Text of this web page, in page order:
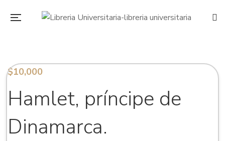
$10,000
Hamlet, príncipe de
Dinamarca.